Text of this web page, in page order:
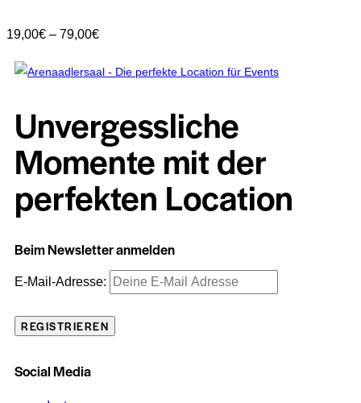
19,00€ – 79,00€
Unvergessliche
Momente mit der
perfekten Location
Beim Newsletter anmelden
E-Mail-Adresse:
Social Media